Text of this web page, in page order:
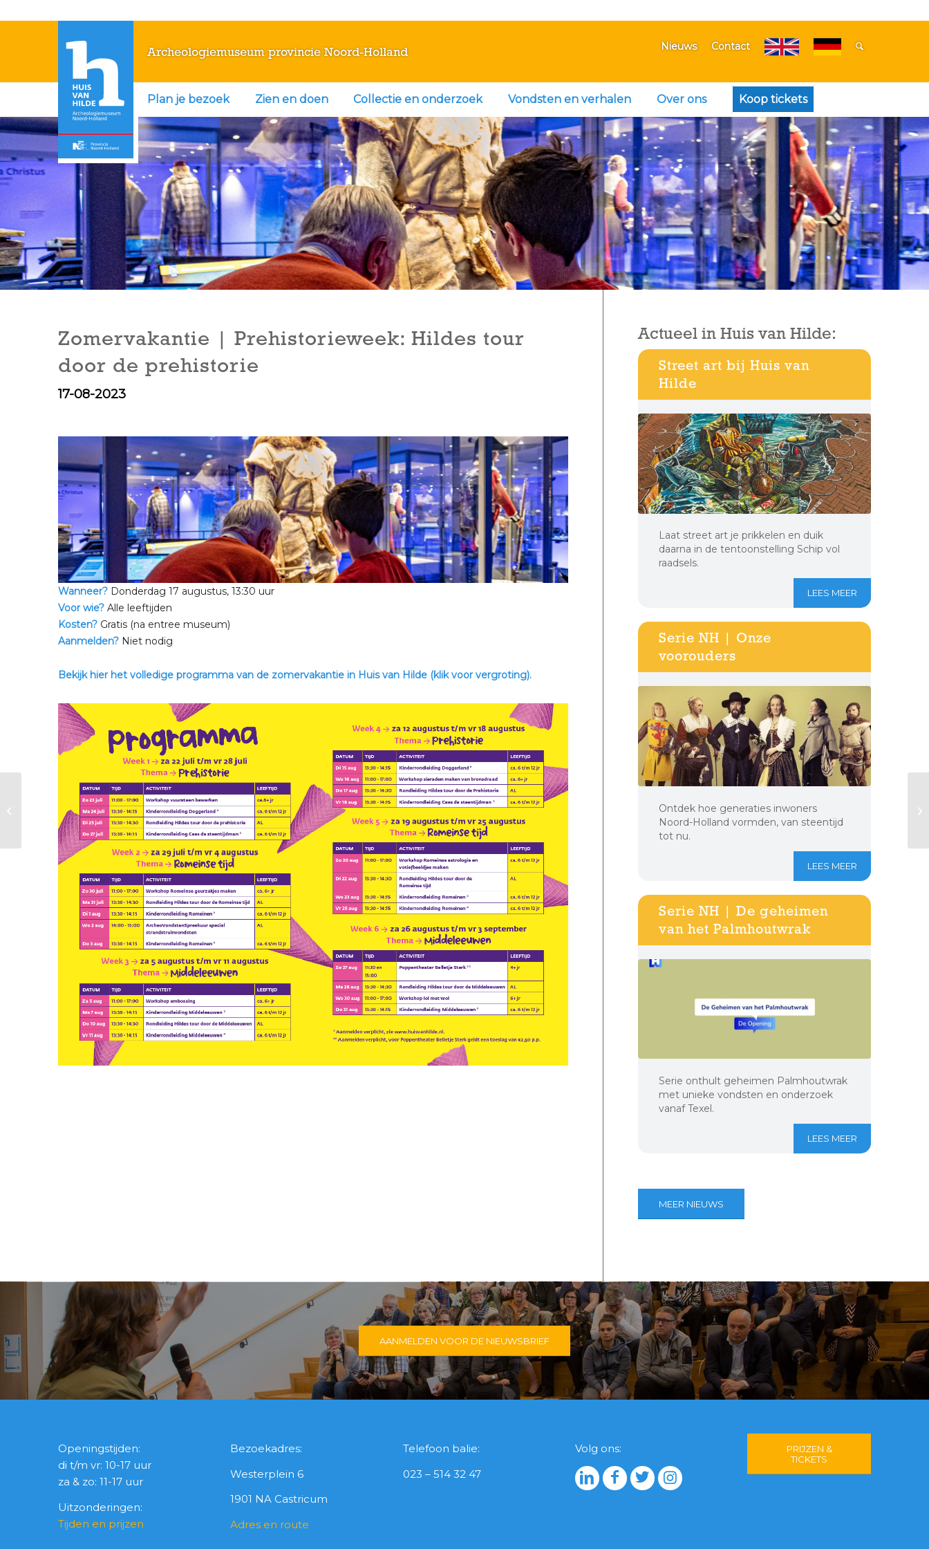
Archeologiemuseum provincie Noord-Holland Nieuws Contact
Plan je bezoek Zien en doen Collectie en onderzoek Vondsten en verhalen Over ons Koop tickets
Zomervakantie | Prehistorieweek: Hildes tour
door de prehistorie
17-08-2023
Wanneer?Donderdag 17 augustus, 13:30 uur
Voor wie?Alle leeftijden
Kosten?Gratis (na entree museum)
Aanmelden? Niet nodig
Bekijk hier het volledige programma van de zomervakantie in Huis van Hilde (klik voor vergroting).
Actueel in Huis van Hilde:
Street art bij Huis van
Hilde
Laat street art je prikkelen en duik
daarna in de tentoonstelling Schip vol
raadsels.
LEES MEER
Serie NH | Onze
voorouders
Ontdek hoe generaties inwoners
Noord-Holland vormden, van steentijd
tot nu.
LEES MEER
Serie NH | De geheimen
van het Palmhoutwrak
Serie onthult geheimen Palmhoutwrak
met unieke vondsten en onderzoek
vanaf Texel.
LEES MEER
MEER NIEUWS
AANMELDEN VOOR DE NIEUWSBRIEF
Openingstijden:
di t/m vr: 10-17 uur
za & zo: 11-17 uur
Uitzonderingen:
Tijden en prijzen
Bezoekadres:
Westerplein 6
1901 NA Castricum
Adres en route
Telefoon balie:
023 – 514 32 47
Volg ons:
PRIJZEN &
TICKETS
Zomervakantie |
Prehistorieweek:
Kinderrondleiding
Doggerland